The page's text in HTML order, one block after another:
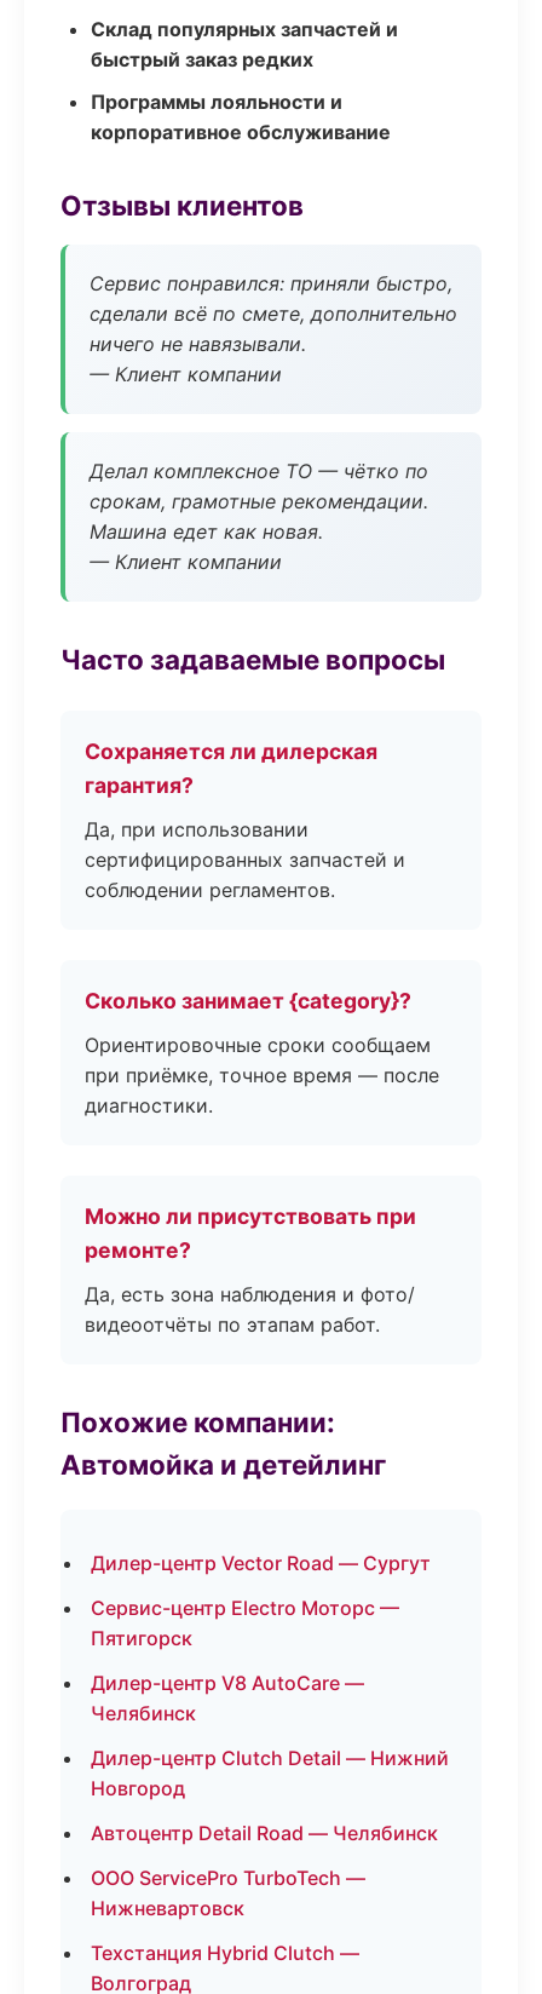
Склад популярных запчастей и
быстрый заказ редких
Программы лояльности и
корпоративное обслуживание
Отзывы клиентов
Сервис понравился: приняли быстро,
сделали всё по смете, дополнительно
ничего не навязывали.
— Клиент компании
Делал комплексное ТО — чётко по
срокам, грамотные рекомендации.
Машина едет как новая.
— Клиент компании
Часто задаваемые вопросы
Сохраняется ли дилерская
гарантия?
Да, при использовании
сертифицированных запчастей и
соблюдении регламентов.
Сколько занимает {category}?
Ориентировочные сроки сообщаем
при приёмке, точное время — после
диагностики.
Можно ли присутствовать при
ремонте?
Да, есть зона наблюдения и фото/
видеоотчёты по этапам работ.
Похожие компании:
Автомойка и детейлинг
Дилер-центр Vector Road — Сургут
Сервис-центр Electro Моторс —
Пятигорск
Дилер-центр V8 AutoCare —
Челябинск
Дилер-центр Clutch Detail — Нижний
Новгород
Автоцентр Detail Road — Челябинск
ООО ServicePro TurboTech —
Нижневартовск
Техстанция Hybrid Clutch —
Волгоград